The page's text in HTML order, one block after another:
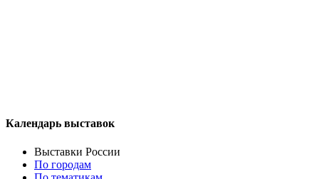
Календарь выставок
Выставки России
По городам